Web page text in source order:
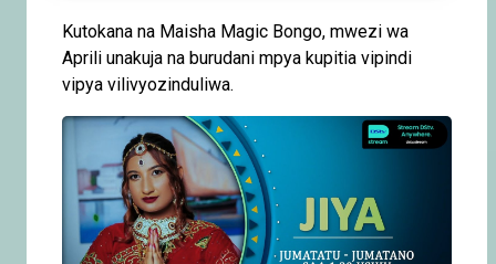
Kutokana na Maisha Magic Bongo, mwezi wa
Aprili unakuja na burudani mpya kupitia vipindi
vipya vilivyozinduliwa.